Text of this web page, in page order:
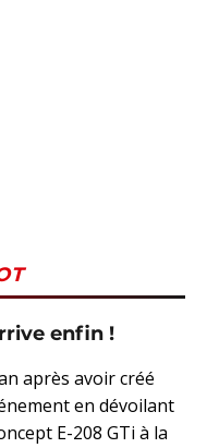
enfin !
après avoir créé
en dévoilant
E-208 GTi à la